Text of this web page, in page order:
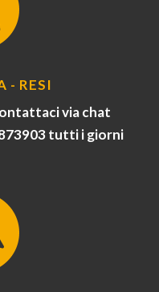
- RESI
via chat
tutti i giorni